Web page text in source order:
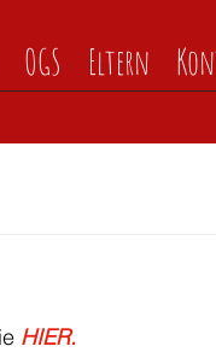
OGS Eltern
HIER.